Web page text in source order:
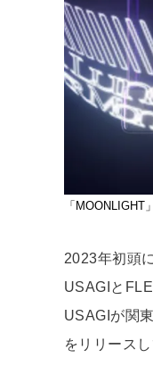
「MOONLIGHT
2023年初頭
USAGIと
USAGIが関
をリリース